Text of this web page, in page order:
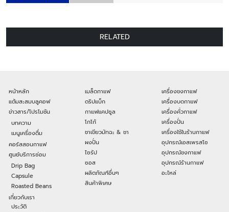
RELATED
หน้าหลัก
แต้มสะสมบลูคอฟ
ข่าวสาร/โปรโมชัน
บทความ
เมนูเครื่องดื่ม
คอร์สสอนกาแฟ
ศูนย์บริการซ่อม
Drip Bag
Capsule
Roasted Beans
เกี่ยวกับเรา
ประวัติ
เมล็ดกาแฟ
ดริปแบ็ก
กาแฟแคปซูล
โกโก้
ชาเขียวมัทฉะ & ชา
ผงปั่น
ไซรัป
ซอส
ผลิตภัณฑ์อื่นๆ
สินค้าพิเศษ
เครื่องชงกาแฟ
เครื่องบดกาแฟ
เครื่องคั่วกาแฟ
เครื่องปั่น
เครื่องใช้ในร้านกาแฟ
อุปกรณ์เอสเพรสโซ
อุปกรณ์ชงกาแฟ
อุปกรณ์ร้านกาแฟ
อะไหล่